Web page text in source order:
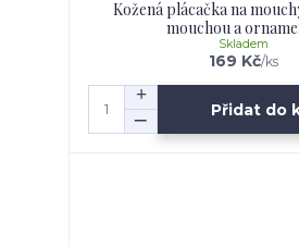
Kožená plácačka na
mouchou a
169 Kč/ks
Skladem
Přidat do